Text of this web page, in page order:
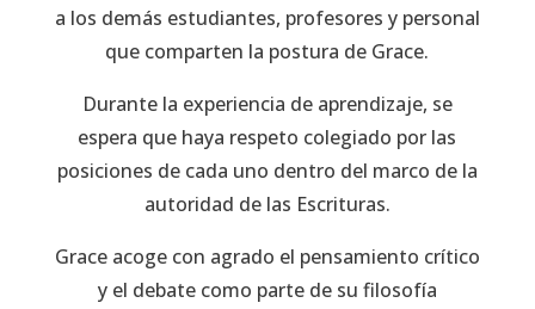
a los demás estudiantes, profesores y personal
que comparten la postura de Grace.
Durante la experiencia de aprendizaje, se
espera que haya respeto colegiado por las
posiciones de cada uno dentro del marco de la
autoridad de las Escrituras.
Grace acoge con agrado el pensamiento crítico
y el debate como parte de su filosofía